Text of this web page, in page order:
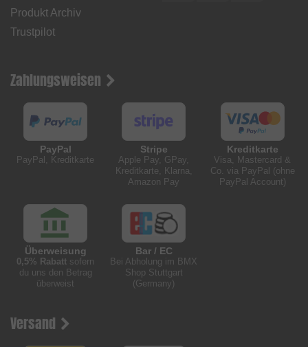
Produkt Archiv
Trustpilot
Zahlungsweisen
PayPal
PayPal, Kreditkarte
Stripe
Apple Pay, GPay,
Kreditkarte, Klarna,
Amazon Pay
Kreditkarte
Visa, Mastercard &
Co. via PayPal (ohne
PayPal Account)
Überweisung
0,5% Rabatt sofern
du uns den Betrag
überweist
Bar / EC
Bei Abholung im BMX
Shop Stuttgart
(Germany)
Versand